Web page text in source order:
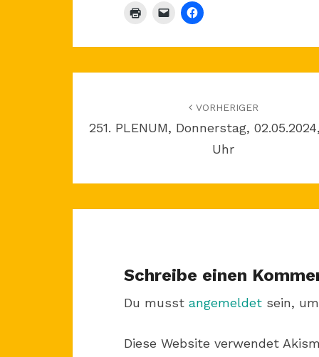
VORHERIGER
251. PLENUM, Donnerstag,
Uhr
Schreibe einen
Du musst angemeldet sein,
Diese Website verwendet